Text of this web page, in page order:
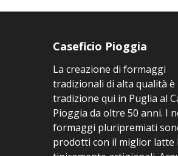
Caseficio Pioggia
La creazione di formaggi
tradizionali di alta qualità è
tradizione qui in Puglia al
Pioggia da oltre 50 anni. I
formaggi pluripremiati
prodotti con il miglior latte